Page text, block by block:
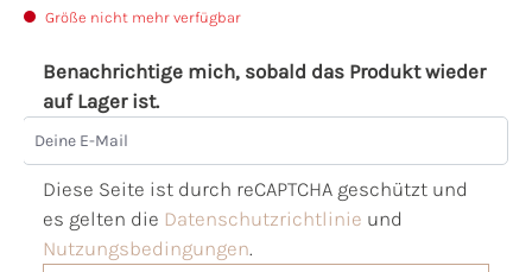
Größe nicht mehr verfügbar
Benachrichtige mich, sobald das Produkt wieder
auf Lager ist.
Deine E-Mail
Diese Seite ist durch reCAPTCHA geschützt und
es gelten die Datenschutzrichtlinie und
Nutzungsbedingungen.